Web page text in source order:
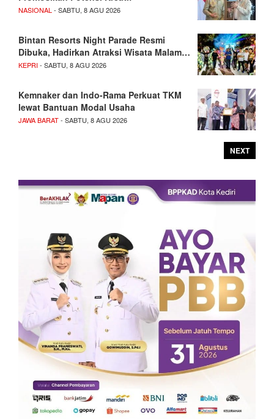
NASIONAL- SABTU, 8 AGU 2026
Bintan Resorts Night Parade Resmi
Dibuka, Hadirkan Atraksi Wisata Malam…
KEPRI- SABTU, 8 AGU 2026
Kemnaker dan Indo-Rama Perkuat TKM
lewat Bantuan Modal Usaha
JAWA BARAT- SABTU, 8 AGU 2026
NEXT